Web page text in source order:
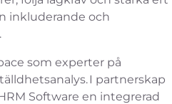
inkluderande och
som experter på
I partnerskap
Software en integrerad